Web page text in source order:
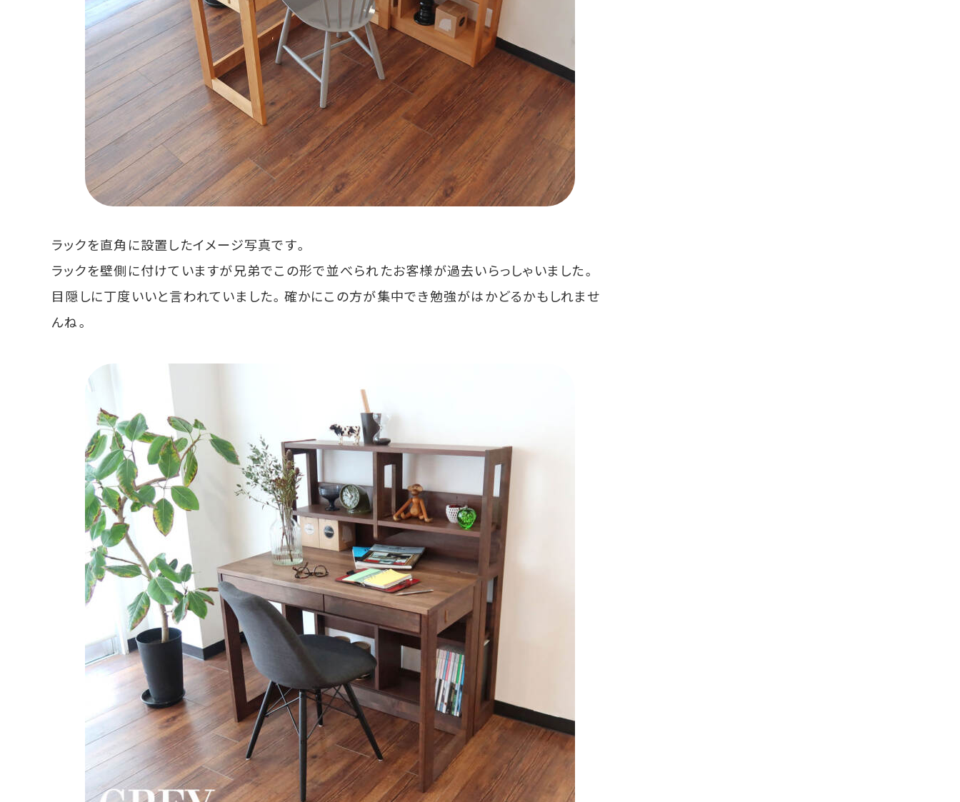
ラックを直角に設置したイメージ写真です。
ラックを壁側に付けていますが兄弟でこの形で並べられたお客様が過去いらっしゃいました。
目隠しに丁度いいと言われていました。確かにこの方が集中でき勉強がはかどるかもしれませ
んね。